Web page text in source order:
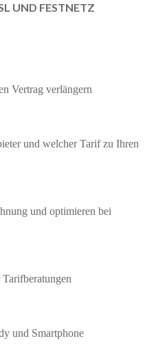
UND FESTNETZ
Vertrag verlängern
und welcher Tarif zu Ihren
und optimieren bei
und Smartphone